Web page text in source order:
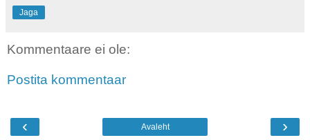
Jaga
Kommentaare ei ole:
Postita kommentaar
‹ ›
Avaleht